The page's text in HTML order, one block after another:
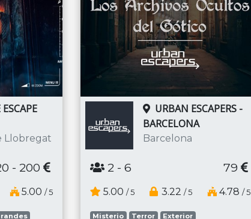
Llobregat
- 200
5.00 / 5
URBAN ESCAPERS -
BARCELONA
Barcelona
2 - 6 79
5.00 / 5 3.22 / 5 4.78 / 5
Misterio Terror
Exterior